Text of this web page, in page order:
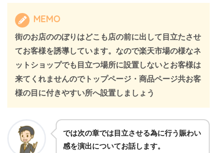
MEMO
街のお店ののぼりはどこも店の前に出して目立たさせ
てお客様を誘導しています。なので楽天市場の様なネ
ットショップでも目立つ場所に設置しないとお客様は
来てくれませんのでトップページ・商品ページ共お客
様の目に付きやすい所へ設置しましょう
では次の章では目立させる為に行う賑わい
感を演出についてお話します。